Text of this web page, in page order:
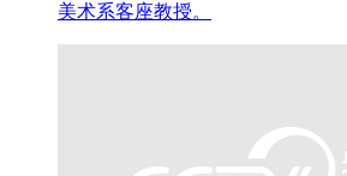
美术系客座教授。